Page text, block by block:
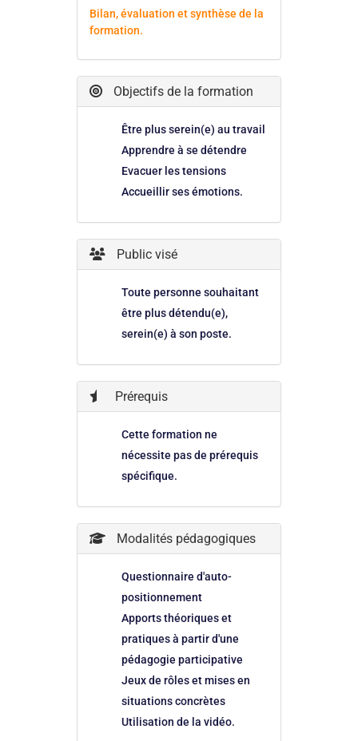
Bilan, évaluation et synthèse de la
formation.
Objectifs de la formation
Être plus serein(e) au travail
Apprendre à se détendre
Evacuer les tensions
Accueillir ses émotions.
Public visé
Toute personne souhaitant
être plus détendu(e),
serein(e) à son poste.
Prérequis
Cette formation ne
nécessite pas de prérequis
spécifique.
Modalités pédagogiques
Questionnaire d'auto-
positionnement
Apports théoriques et
pratiques à partir d'une
pédagogie participative
Jeux de rôles et mises en
situations concrètes
Utilisation de la vidéo.